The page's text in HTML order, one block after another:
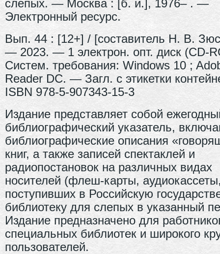
слепых. — Москва : [б. и.], 1976– . —
Электронный ресурс.
Вып. 44 : [12+] / [составитель Н. В.
— 2023. — 1 электрон. опт. диск (CD-
Систем. требования: Windows 10 ;
Reader DC. — Загл. с этикетки
ISBN 978-5-907343-15-3
Издание представляет собой
библиографический указатель,
библиографические описания
книг, а также записей спектаклей и
радиопостановок на различных видах
носителей (флеш-карты,
поступивших в Российскую
библиотеку для слепых в указанный
Издание предназначено для
специальных библиотек и широкого
пользователей.